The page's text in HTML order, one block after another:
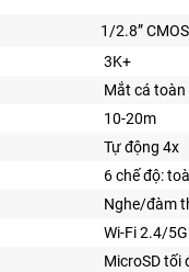
1/2.8”
3K+
Mắt cá toàn
10-20m
Tự động 4x
6 chế độ:
Nghe/đàm
Wi-Fi 2.4/
MicroSD tối